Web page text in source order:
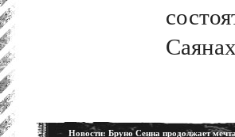
Новости: Бруно Сенна продолжает